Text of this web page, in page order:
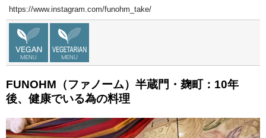
https://www.instagram.com/funohm_take/
FUNOHM（ファノーム）半蔵門・麹町：10年
後、健康でいる為の料理